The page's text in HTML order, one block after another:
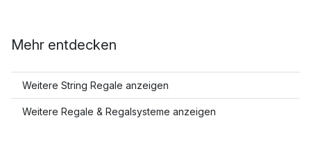
Mehr entdecken
Weitere String Regale anzeigen
Weitere Regale & Regalsysteme anzeigen